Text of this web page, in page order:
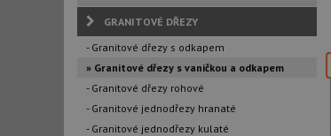
GRANITOVÉ DŘEZY
- Granitové dřezy s odkapem
» Granitové dřezy s vaničkou a odkapem
- Granitové dřezy rohové
- Granitové jednodřezy hranaté
- Granitové jednodřezy kulaté